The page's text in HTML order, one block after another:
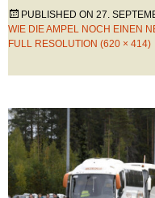
PUBLISHED ON 27.
WIE DIE AMPEL NOCH EINEN
FULL RESOLUTION (620 × 414)